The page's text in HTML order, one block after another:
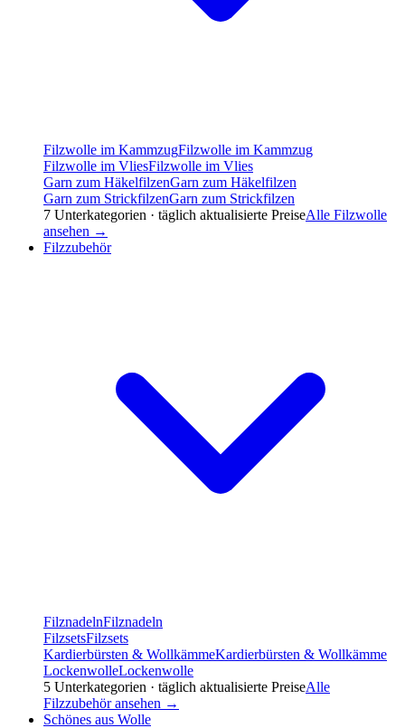
Filzwolle im KammzugFilzwolle im Kammzug
Filzwolle im VliesFilzwolle im Vlies
Garn zum HäkelfilzenGarn zum Häkelfilzen
Garn zum StrickfilzenGarn zum Strickfilzen
7 Unterkategorien · täglich aktualisierte PreiseAlle Filzwolle
ansehen →
Filzzubehör
FilznadelnFilznadeln
FilzsetsFilzsets
Kardierbürsten & WollkämmeKardierbürsten & Wollkämme
LockenwolleLockenwolle
5 Unterkategorien · täglich aktualisierte PreiseAlle
Filzzubehöransehen →
Schönes aus Wolle